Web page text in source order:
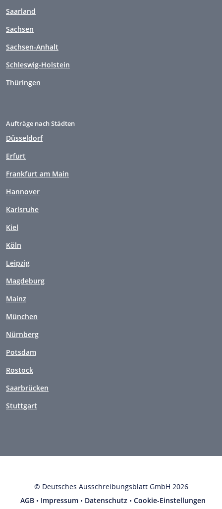
Saarland
Sachsen
Sachsen-Anhalt
Schleswig-Holstein
Thüringen
Aufträge nach Städten
Düsseldorf
Erfurt
Frankfurt am Main
Hannover
Karlsruhe
Kiel
Köln
Leipzig
Magdeburg
Mainz
München
Nürnberg
Potsdam
Rostock
Saarbrücken
Stuttgart
© Deutsches Ausschreibungsblatt GmbH 2026
AGB • Impressum • Datenschutz • Cookie-Einstellungen